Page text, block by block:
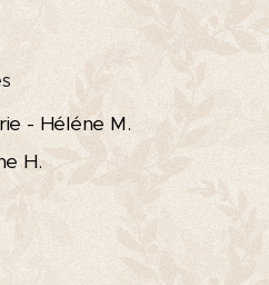
- Héléne M.
H.